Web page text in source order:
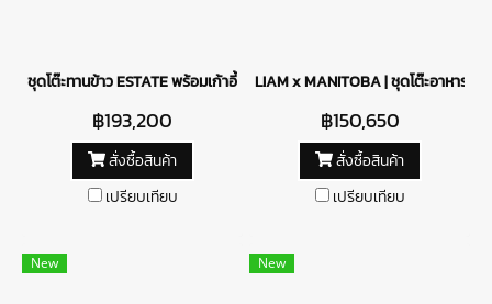
ชุดโต๊ะทานข้าว ESTATE พร้อมเก้าอี้ BIARRITZ
฿193,200
สั่งซื้อสินค้า
เปรียบเทียบ
LIAM x MANITOBA | ชุดโต๊ะอาหาร 6
฿150,650
สั่งซื้อสินค้า
เปรียบเทียบ
New New